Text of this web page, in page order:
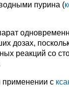
пурина (
дозах,
реакций со
с